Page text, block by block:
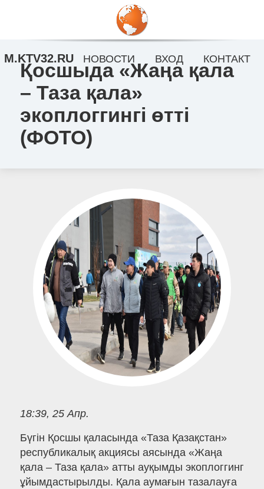
Қосшыда «Жаңа қала
– Таза қала»
экоплоггингі өтті
(ФОТО)
18:39, 25 Апр.
Бүгін Қосшы қаласында «Таза Қазақстан»
республикалық акциясы аясында «Жаңа
қала – Таза қала» атты ауқымды экоплоггинг
ұйымдастырылды. Қала аумағын тазалауға
M.KTV32.RU НОВОСТИ ВХОД КОНТАКТ